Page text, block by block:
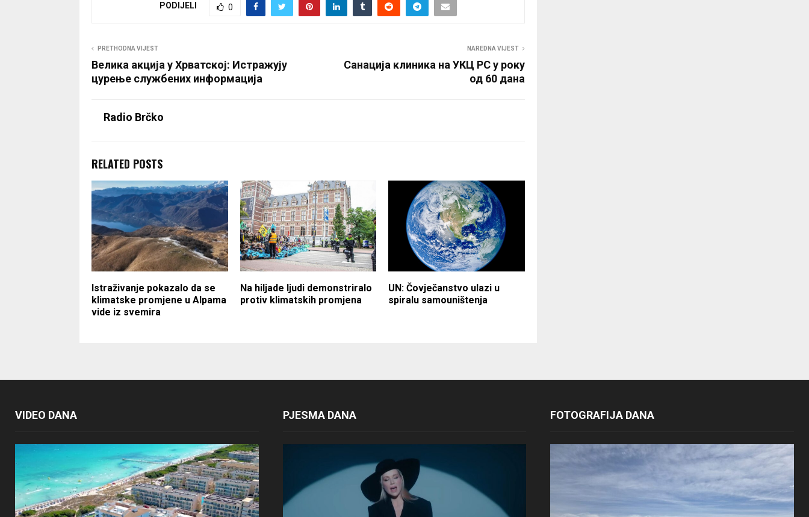
PODIJELI 0
PRETHODNA VIJEST
Велика акција у Хрватској: Истражују
цурење службених информација
NAREDNA VIJEST
Санација клиника на УКЦ РС у року
од 60 дана
Radio Brčko
RELATED POSTS
Istraživanje pokazalo da se
klimatske promjene u Alpama
vide iz svemira
Na hiljade ljudi demonstriralo
protiv klimatskih promjena
UN: Čovječanstvo ulazi u
spiralu samouništenja
VIDEO DANA PJESMA DANA FOTOGRAFIJA DANA